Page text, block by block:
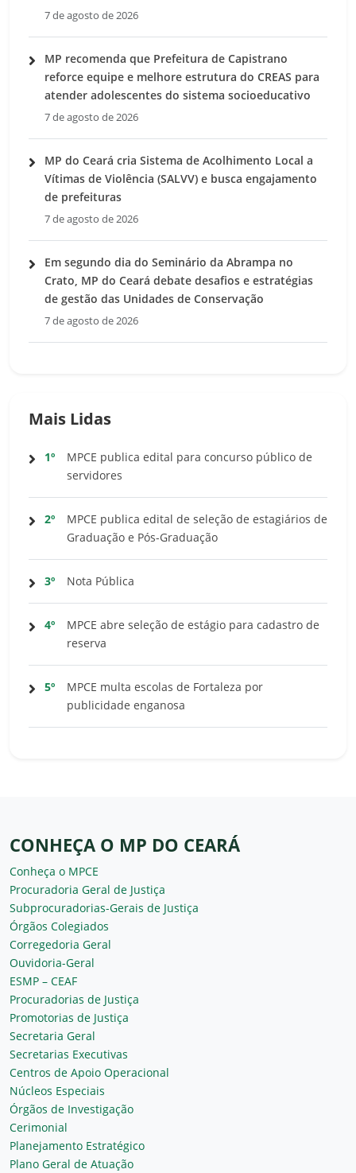
7 de agosto de 2026
MP recomenda que Prefeitura de Capistrano
reforce equipe e melhore estrutura do CREAS para
atender adolescentes do sistema socioeducativo
7 de agosto de 2026
MP do Ceará cria Sistema de Acolhimento Local a
Vítimas de Violência (SALVV) e busca engajamento
de prefeituras
7 de agosto de 2026
Em segundo dia do Seminário da Abrampa no
Crato, MP do Ceará debate desafios e estratégias
de gestão das Unidades de Conservação
7 de agosto de 2026
Mais Lidas
1º
MPCE publica edital para concurso público de
servidores
2º
MPCE publica edital de seleção de estagiários de
Graduação e Pós-Graduação
3º Nota Pública
4º
MPCE abre seleção de estágio para cadastro de
reserva
5º
MPCE multa escolas de Fortaleza por
publicidade enganosa
CONHEÇA O MP DO CEARÁ
Conheça o MPCE
Procuradoria Geral de Justiça
Subprocuradorias-Gerais de Justiça
Órgãos Colegiados
Corregedoria Geral
Ouvidoria-Geral
ESMP – CEAF
Procuradorias de Justiça
Promotorias de Justiça
Secretaria Geral
Secretarias Executivas
Centros de Apoio Operacional
Núcleos Especiais
Órgãos de Investigação
Cerimonial
Planejamento Estratégico
Plano Geral de Atuação